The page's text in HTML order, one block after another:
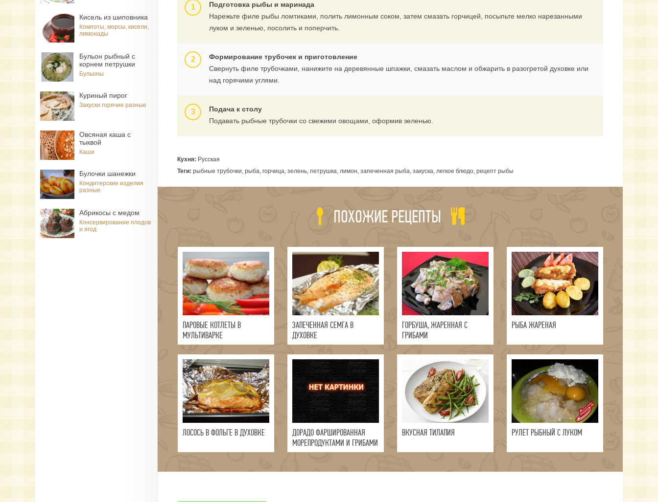
Кисель из шиповника
Компоты, морсы, кисели,
лимонады
Бульон рыбный с
корнем петрушки
Бульоны
Куриный пирог
Закуски горячие разные
Овсяная каша с
тыквой
Каши
Булочки шанежки
Кондитерские изделия
разные
Абрикосы с медом
Консервирование плодов
и ягод
Подготовка рыбы и маринада
Нарежьте филе рыбы ломтиками, полить лимонным соком, затем смазать горчицей, посыпьте мелко нарезанными
луком и зеленью, посолить и поперчить.
Формирование трубочек и приготовление
Свернуть филе трубочками, нанижите на деревянные шпажки, смазать маслом и обжарить в разогретой духовке или
над горячими углями.
Подача к столу
Подавать рыбные трубочки со свежими овощами, оформив зеленью.
Кухня: Русская
Теги: рыбные трубочки, рыба, горчица, зелень, петрушка, лимон, запеченная рыба, закуска, легкое блюдо, рецепт рыбы
ПОХОЖИЕ РЕЦЕПТЫ
ПАРОВЫЕ КОТЛЕТЫ В
МУЛЬТИВАРКЕ
ЗАПЕЧЕННАЯ СЕМГА В
ДУХОВКЕ
ГОРБУША, ЖАРЕННАЯ С
ГРИБАМИ
РЫБА ЖАРЕНАЯ
ЛОСОСЬ В ФОЛЬГЕ В ДУХОВКЕ
ДОРАДО ФАРШИРОВАННАЯ
МОРЕПРОДУКТАМИ И ГРИБАМИ
ВКУСНАЯ ТИЛАПИЯ РУЛЕТ РЫБНЫЙ С ЛУКОМ